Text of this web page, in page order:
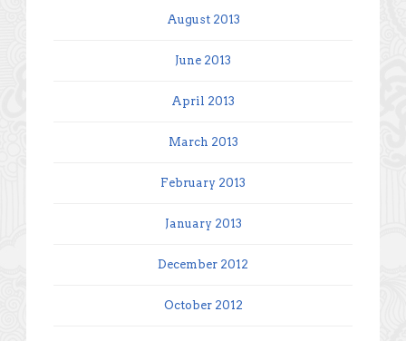
August 2013
June 2013
April 2013
March 2013
February 2013
January 2013
December 2012
October 2012